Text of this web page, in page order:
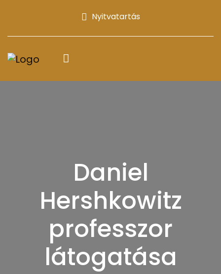
Nyitvatartás
Daniel
Hershkowitz
professzor
látogatása